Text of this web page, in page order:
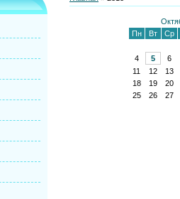
Пн
Вт Ср
4 5
6
11
12
13
18
19
20
25
26 27